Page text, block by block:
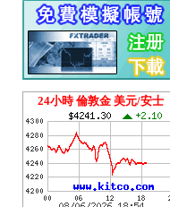
24小時 倫敦金 美元/安士